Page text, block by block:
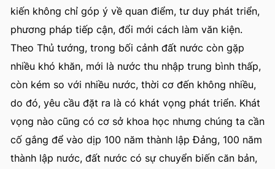
kiến không chỉ góp ý về quan điểm, tư duy phát triển,
phương pháp tiếp cận, đổi mới cách làm văn kiện.
Theo Thủ tướng, trong bối cảnh đất nước còn gặp
nhiều khó khăn, mới là nước thu nhập trung bình thấp,
còn kém so với nhiều nước, thời cơ đến không nhiều,
do đó, yêu cầu đặt ra là có khát vọng phát triển. Khát
vọng nào cũng có cơ sở khoa học nhưng chúng ta cần
cố gắng để vào dịp 100 năm thành lập Đảng, 100 năm
thành lập nước, đất nước có sự chuyển biến căn bản,